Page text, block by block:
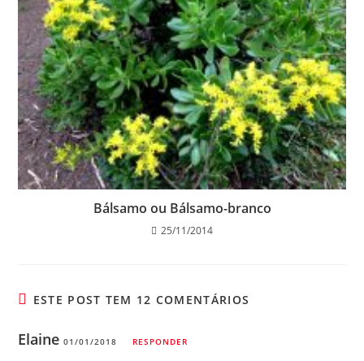
Bálsamo ou Bálsamo-branco
25/11/2014
ESTE POST TEM 12 COMENTÁRIOS
Elaine 01/01/2018 RESPONDER